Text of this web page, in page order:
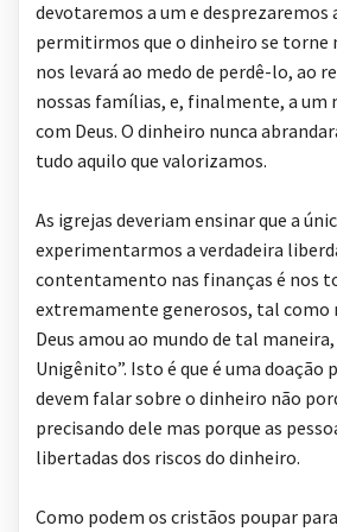
devotaremos a um e desprezaremos
permitirmos que o dinheiro se torne
nos levará ao medo de perdê-lo, ao
nossas famílias, e, finalmente, a um
com Deus. O dinheiro nunca
tudo aquilo que valorizamos.
As igrejas deveriam ensinar que a
experimentarmos a verdadeira
contentamento nas finanças é nos
extremamente generosos, tal como
Deus amou ao mundo de tal maneira,
Unigênito”. Isto é que é uma doação
devem falar sobre o dinheiro não
precisando dele mas porque as
libertadas dos riscos do dinheiro.
Como podem os cristãos poupar